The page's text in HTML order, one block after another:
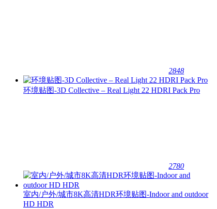
2848
环境贴图-3D Collective – Real Light 22 HDRI Pack Pro
2780
室内/户外/城市8K高清HDR环境贴图-Indoor and outdoor
HD HDR